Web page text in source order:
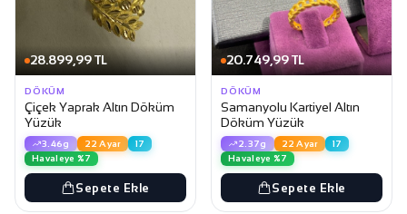
28.899,99 TL
DÖKÜM
Çiçek Yaprak Altın Döküm
Yüzük
3.46g 22 Ayar
17
Havaleye %7
Sepete Ekle
20.749,99 TL
DÖKÜM
Samanyolu Kartiyel Altın
Döküm Yüzük
2.37g 22 Ayar
17
Havaleye %7
Sepete Ekle